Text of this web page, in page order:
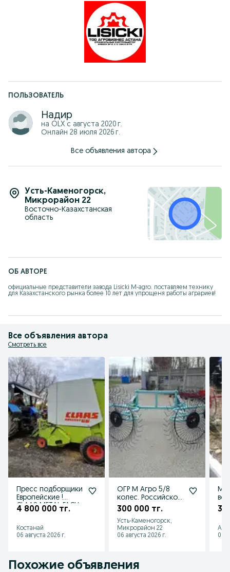
ПОЛЬЗОВАТЕЛЬ
Надир
на OLX с августа 2020 г.
Онлайн 28 июля 2026 г.
Все объявления автора
Усть-Каменогорск,
Микрорайон 22
Восточно-Казахстанская
область
ОБ АВТОРЕ
официальные представители завода Lisicki M-agro. поставляем технику
для Казахстанского рынка более 10 лет для упрощеня работы аграриев!
Все объявления автора
Смотреть все
Пресс подборщики
Европейские !
CLAAS METAL FACH
4 800 000 тг.
Костанай
06 августа 2026 г.
ОГР М Агро 5/8
колес. Российское
производство
300 000 тг.
Усть-Каменогорск,
Микрорайон 22
06 августа 2026 г.
М
06
Похожие объявления